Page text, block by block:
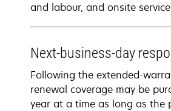
and labour, and onsite
Next-business-day
Following the extended-
renewal coverage may be
year at a time as long as the